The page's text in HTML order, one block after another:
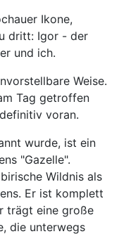
Ikone,
dritt: Igor - der
und ich.
Weise.
Tag getroffen
voran.
wurde, ist ein
"Gazelle".
Wildnis als
Er ist komplett
trägt eine große
die unterwegs